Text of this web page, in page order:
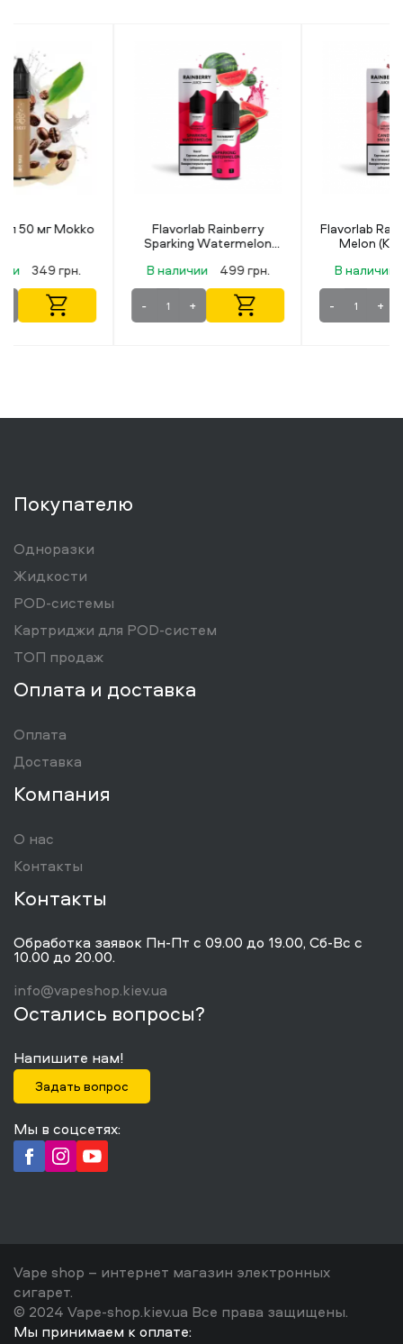
Flavorlab Rainberry
Sparking Watermelon
В наличии 499 грн.
Flavorlab Rainberry Candy
Melon (Конфетный
В наличии 499 грн.
Покупателю
Одноразки
Жидкости
POD-системы
Картриджи для POD-систем
ТОП продаж
Оплата и доставка
Оплата
Доставка
Компания
О нас
Контакты
Контакты
Обработка заявок Пн-Пт с 09.00 до 19.00, Сб-Вс с
10.00 до 20.00.
info@vapeshop.kiev.ua
Остались вопросы?
Напишите нам!
Задать вопрос
Мы в соцсетях:
Vape shop – интернет магазин электронных
сигарет.
© 2024 Vape-shop.kiev.ua Все права защищены.
Мы принимаем к оплате: